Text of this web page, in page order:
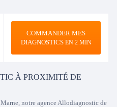
COMMANDER MES
DIAGNOSTICSEN 2 MIN
À PROXIMITÉ DE
notre agence Allodiagnostic de